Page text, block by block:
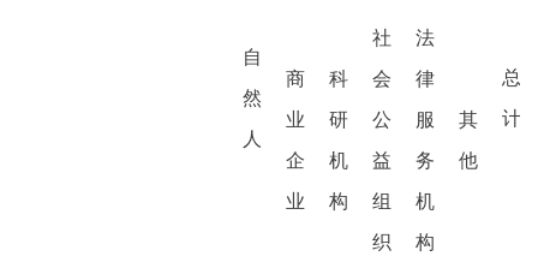
自
然
人
总
计
商
业
企
业
科
研
机
构
社
会
公
益
组
织
法
律
服
务
机
构
其
他